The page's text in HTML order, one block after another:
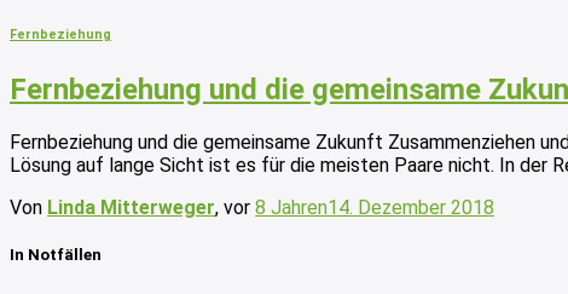
Fernbeziehung
Fernbeziehung und die gemeinsame
Fernbeziehung und die gemeinsame Zukunft Zusammenziehen
Lösung auf lange Sicht ist es für die meisten Paare nicht. In der
Von Linda Mitterweger, vor 8 Jahren14. Dezember 2018
In Notfällen